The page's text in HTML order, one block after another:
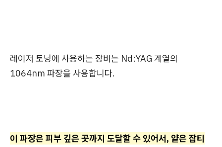
레이저 토닝에 사용하는 장비는 Nd:YAG 계열의
1064nm 파장을 사용합니다.
이 파장은 피부 깊은 곳까지 도달할 수 있어서, 얕은 잡티